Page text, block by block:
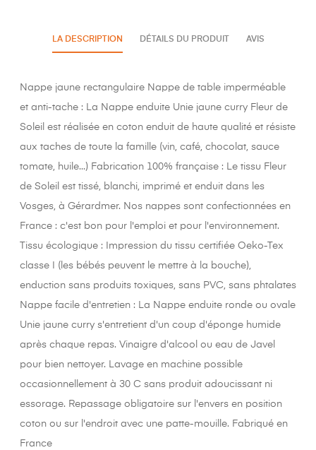
LA DESCRIPTION DÉTAILS DU PRODUIT AVIS
Nappe jaune rectangulaire Nappe de table imperméable
et anti-tache : La Nappe enduite Unie jaune curry Fleur de
Soleil est réalisée en coton enduit de haute qualité et résiste
aux taches de toute la famille (vin, café, chocolat, sauce
tomate, huile...) Fabrication 100% française : Le tissu Fleur
de Soleil est tissé, blanchi, imprimé et enduit dans les
Vosges, à Gérardmer. Nos nappes sont confectionnées en
France : c'est bon pour l'emploi et pour l'environnement.
Tissu écologique : Impression du tissu certifiée Oeko-Tex
classe I (les bébés peuvent le mettre à la bouche),
enduction sans produits toxiques, sans PVC, sans phtalates
Nappe facile d'entretien : La Nappe enduite ronde ou ovale
Unie jaune curry s'entretient d'un coup d'éponge humide
après chaque repas. Vinaigre d'alcool ou eau de Javel
pour bien nettoyer. Lavage en machine possible
occasionnellement à 30 C sans produit adoucissant ni
essorage. Repassage obligatoire sur l'envers en position
coton ou sur l'endroit avec une patte-mouille. Fabriqué en
France